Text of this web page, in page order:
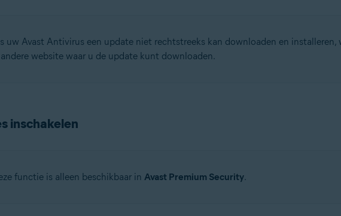
uw Avast Antivirus een update niet rechtstreeks kan downloaden en
website waar u de update kunt downloaden.
inschakelen
functie is alleen beschikbaar in Avast Premium Security.